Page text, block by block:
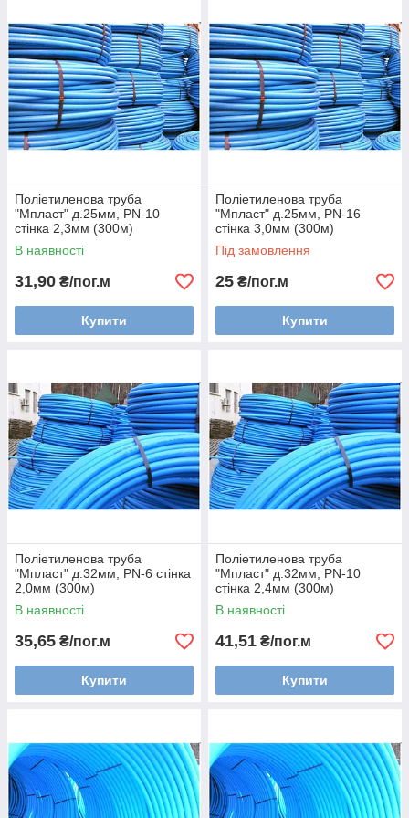
Поліетиленова труба
"Мпласт" д.25мм, PN-10
стінка 2,3мм (300м)
В наявності
31,90 ₴/пог.м
Купити
Поліетиленова труба
"Мпласт" д.25мм, PN-16
стінка 3,0мм (300м)
Під замовлення
25 ₴/пог.м
Купити
Поліетиленова труба
"Мпласт" д.32мм, PN-6 стінка
2,0мм (300м)
В наявності
35,65 ₴/пог.м
Купити
Поліетиленова труба
"Мпласт" д.32мм, PN-10
стінка 2,4мм (300м)
В наявності
41,51 ₴/пог.м
Купити